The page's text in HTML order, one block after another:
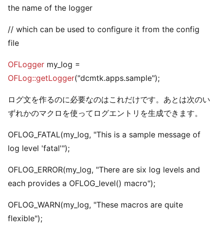
the name of the logger
// which can be used to configure it from the config
file
OFLogger my_log =
OFLog::getLogger("dcmtk.apps.sample");
ログ文を作るのに必要なのはこれだけです。あとは次のい
ずれかのマクロを使ってログエントリを生成できます。
OFLOG_FATAL(my_log, "This is a sample message of
log level 'fatal'");
OFLOG_ERROR(my_log, "There are six log levels and
each provides a OFLOG_level() macro");
OFLOG_WARN(my_log, "These macros are quite
flexible");